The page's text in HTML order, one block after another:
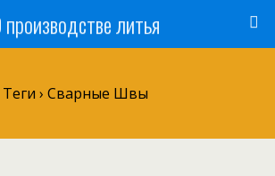
литья
Теги › Сварные Швы